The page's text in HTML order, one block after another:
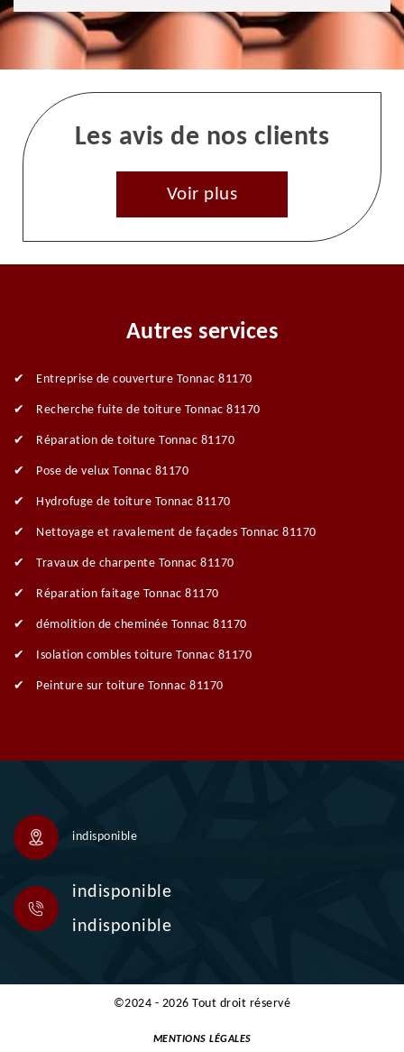
Les avis de nos clients
Voir plus
Autres services
Entreprise de couverture Tonnac 81170
Recherche fuite de toiture Tonnac 81170
Réparation de toiture Tonnac 81170
Pose de velux Tonnac 81170
Hydrofuge de toiture Tonnac 81170
Nettoyage et ravalement de façades Tonnac 81170
Travaux de charpente Tonnac 81170
Réparation faitage Tonnac 81170
démolition de cheminée Tonnac 81170
Isolation combles toiture Tonnac 81170
Peinture sur toiture Tonnac 81170
indisponible
indisponible
indisponible
©2024 - 2026 Tout droit réservé
MENTIONS LÉGALES